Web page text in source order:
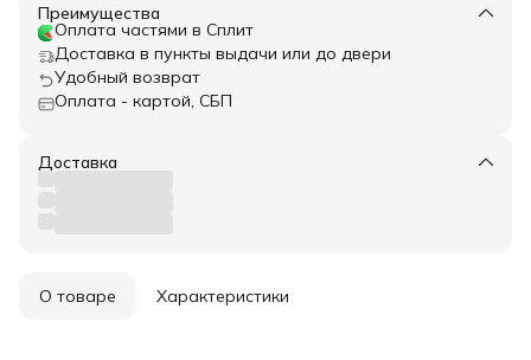
Преимущества
Оплата частями в Сплит
Доставка в пункты выдачи или до двери
Удобный возврат
Оплата - картой, СБП
Доставка
О товаре Характеристики